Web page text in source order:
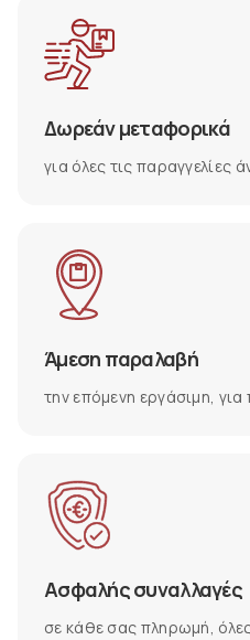
Δωρεάν μεταφορικά
για όλες τις παραγγελίες
Άμεση παραλαβή
την επόμενη εργάσιμη,
Ασφαλής συναλλαγές
σε κάθε σας πληρωμή,